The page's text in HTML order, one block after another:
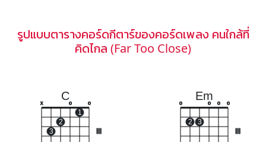
รูปแบบตารางคอร์ดกีตาร์ของคอร์ดเพลง คนใกล้ที่
คิดไกล (Far Too Close)
C
x
3
2
o
1
o
Em
o
2 3
o o o